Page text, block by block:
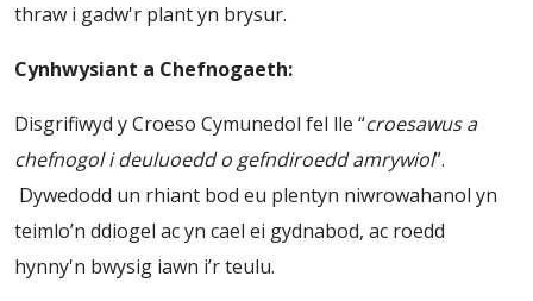
thraw i gadw'r plant yn brysur.
Cynhwysiant a Chefnogaeth:
Disgrifiwyd y Croeso Cymunedol fel lle “croesawus a
chefnogol i deuluoedd o gefndiroedd amrywiol”.
Dywedodd un rhiant bod eu plentyn niwrowahanol yn
teimlo’n ddiogel ac yn cael ei gydnabod, ac roedd
hynny'n bwysig iawn i’r teulu.